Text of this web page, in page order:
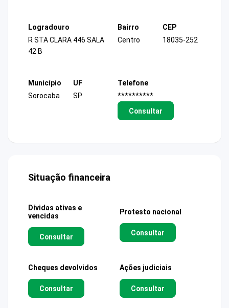
Logradouro
R STA CLARA 446 SALA
42 B
Bairro
Centro
CEP
18035-252
Município
Sorocaba
UF
SP
Telefone
**********
Consultar
Situação financeira
Dívidas ativas e
vencidas
Consultar
Protesto nacional
Consultar
Cheques devolvidos
Consultar
Ações judiciais
Consultar